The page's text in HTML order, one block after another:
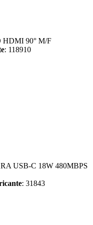
90° M/F
: 118910
USB-C 18W 480MBPS
: 31843